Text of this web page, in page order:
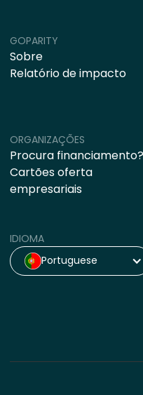
ORGANIZAÇÕES
Procura financiamento?
Cartões oferta
empresariais
GOPARITY
Sobre
Relatório de impacto
IDIOMA
Portuguese